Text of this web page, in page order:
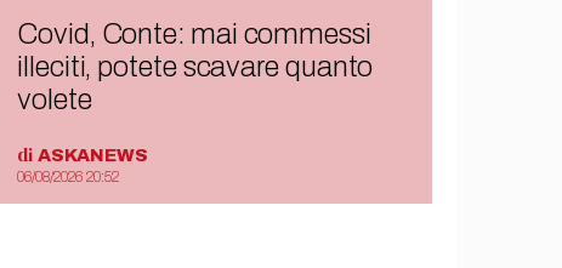
Covid, Conte: mai commessi
illeciti, potete scavare quanto
volete
di ASKANEWS
06/08/2026 20:52